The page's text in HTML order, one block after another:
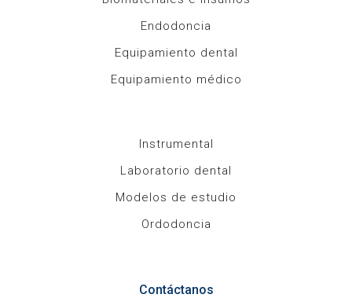
Endodoncia
Equipamiento dental
Equipamiento médico
Instrumental
Laboratorio dental
Modelos de estudio
Ordodoncia
Contáctanos